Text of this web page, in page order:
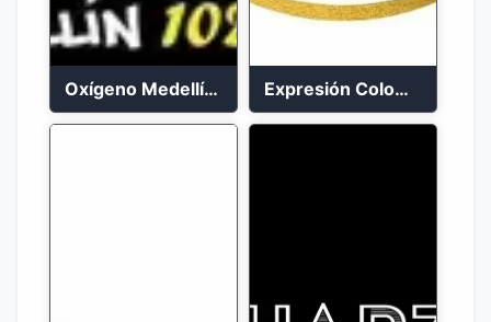
Oxígeno Medellín 90.9 FM en vivo Expresión Colombia Radio en vivo 24/7